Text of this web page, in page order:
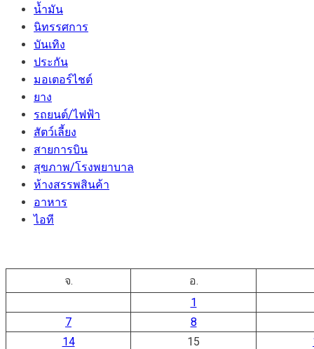
น้ำมัน
นิทรรศการ
บันเทิง
ประกัน
มอเตอร์ไชต์
ยาง
รถยนต์/ไฟฟ้า
สัตว์เลี้ยง
สายการบิน
สุขภาพ/โรงพยาบาล
ห้างสรรพสินค้า
อาหาร
ไอที
จ.
อ.
1
7
8
14
15